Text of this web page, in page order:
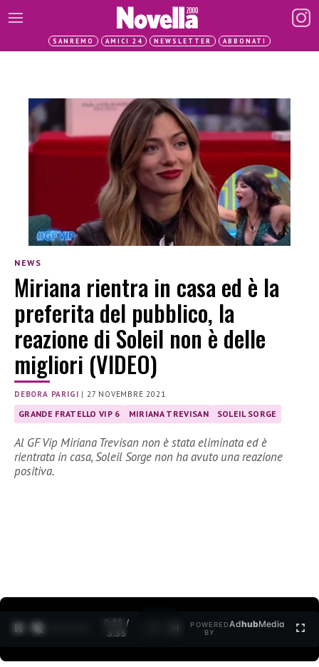
SANREMO AMICI 24 NEWSLETTER ABBONATI
NEWS
Miriana rientra in casa ed è la
preferita del pubblico, la
reazione di Soleil non è delle
migliori (VIDEO)
DEBORA PARIGI | 27 NOVEMBRE 2021
GRANDE FRATELLO VIP 6 MIRIANA TREVISAN SOLEIL SORGE
Al GF Vip Miriana Trevisan non è stata eliminata ed è
rientrata in casa, Soleil Sorge non ha avuto una reazione
positiva.
0:26 /
3:35
POWERED
BY
AdhubMedia